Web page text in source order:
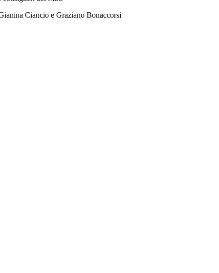
Ciancio e Graziano Bonaccorsi